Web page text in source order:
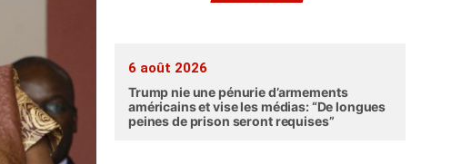
6 août 2026
Trump nie une pénurie d’armements
américains et vise les médias: “De longues
peines de prison seront requises”